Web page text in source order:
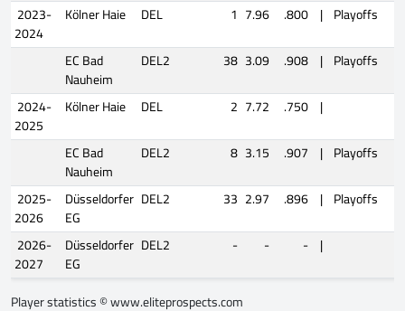
2023-
2024
Kölner Haie DEL 1 7.96 .800 | Playoffs
EC Bad
Nauheim
DEL2 38 3.09 .908 | Playoffs
2024-
2025
Kölner Haie DEL 2 7.72 .750 |
EC Bad
Nauheim
DEL2 8 3.15 .907 | Playoffs
2025-
2026
Düsseldorfer
EG
DEL2 33 2.97 .896 | Playoffs
2026-
2027
Düsseldorfer
EG
DEL2 - - - |
Player statistics ©www.eliteprospects.com